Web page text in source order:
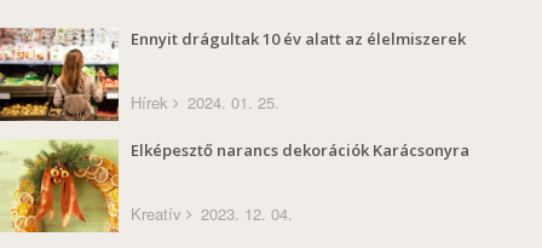
Ennyit drágultak 10 év alatt az élelmiszerek
Hírek 2024. 01. 25.
Elképesztő narancs dekorációk Karácsonyra
Kreatív 2023. 12. 04.